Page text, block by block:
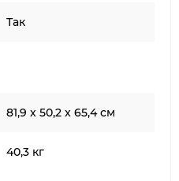
Так
81,9 x 50,2 x 65,4 см
40,3 кг